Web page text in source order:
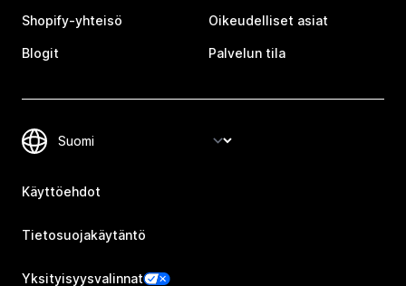
Shopify-yhteisö
Blogit
Oikeudelliset asiat
Palvelun tila
Käyttöehdot
Tietosuojakäytäntö
Yksityisyysvalinnat